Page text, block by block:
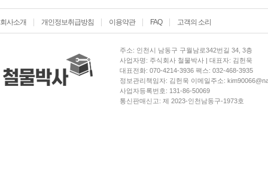
회사소개 개인정보취급방침 이용약관 FAQ 고객의 소리
주소: 인천시 남동구 구월남로342번길 34, 3층
사업자명: 주식회사 철물박사 | 대표자: 김헌욱
대표전화: 070-4214-3936 팩스: 032-468-3935
정보관리책임자: 김헌욱 이메일주소:
사업자등록번호: 131-86-50069
통신판매신고: 제 2023-인천남동구-1973호